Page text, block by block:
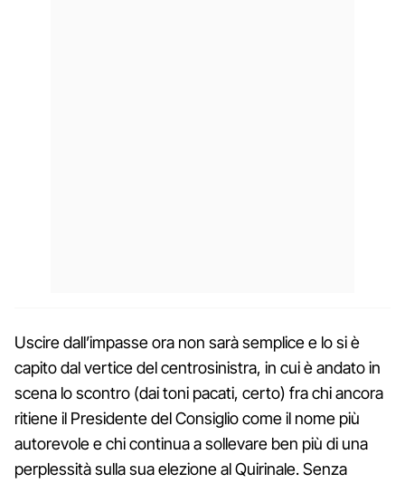
Uscire dall’impasse ora non sarà semplice e lo si è
capito dal vertice del centrosinistra, in cui è andato in
scena lo scontro (dai toni pacati, certo) fra chi ancora
ritiene il Presidente del Consiglio come il nome più
autorevole e chi continua a sollevare ben più di una
perplessità sulla sua elezione al Quirinale. Senza